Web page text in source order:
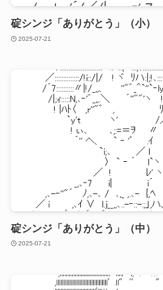
碇シンジ「ありがとう」（小）
2025-07-21
碇シンジ「ありがとう」（中）
2025-07-21